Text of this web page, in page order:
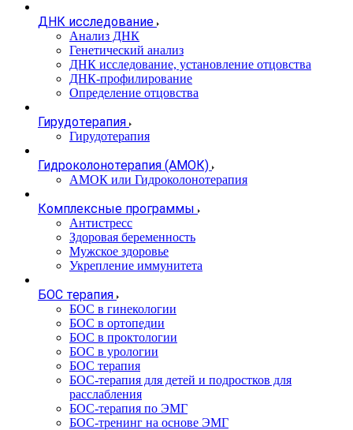
ДНК исследование
Анализ ДНК
Генетический анализ
ДНК исследование, установление отцовства
ДНК-профилирование
Определение отцовства
Гирудотерапия
Гирудотерапия
Гидроколонотерапия (АМОК)
АМОК или Гидроколонотерапия
Комплексные программы
Антистресс
Здоровая беременность
Мужское здоровье
Укрепление иммунитета
БОС терапия
БОС в гинекологии
БОС в ортопедии
БОС в проктологии
БОС в урологии
БОС терапия
БОС-терапия для детей и подростков для
расслабления
БОС-терапия по ЭМГ
БОС-тренинг на основе ЭМГ